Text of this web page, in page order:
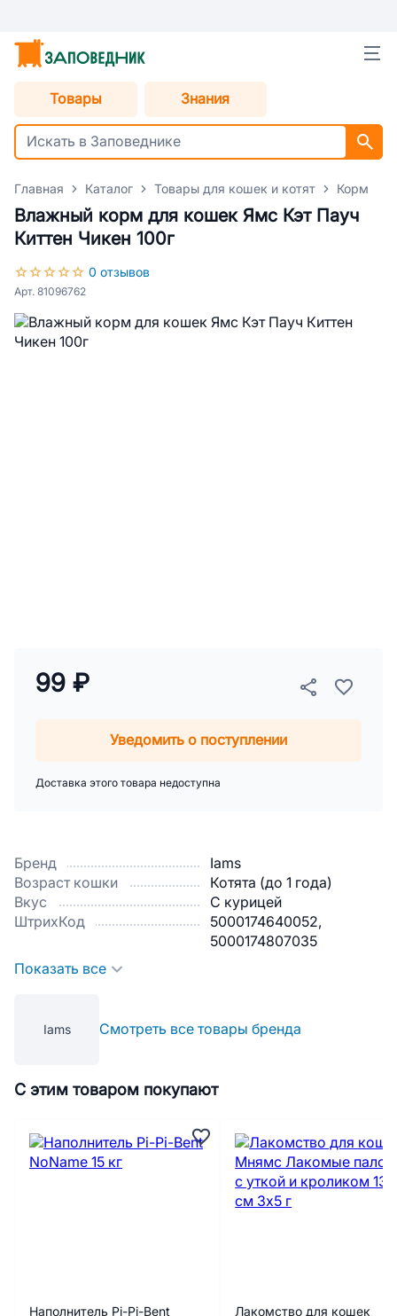
Товары Знания
Главная Каталог Товары для кошек и котят Корм
Влажный корм для кошек Ямс Кэт Пауч
Киттен Чикен 100г
0 отзывов
Арт. 81096762
Бренд
Iams
Возраст кошки
Котята (до 1 года)
Вкус
С курицей
ШтрихКод
5000174640052,
5000174807035
Показать все
Iams Смотреть все товары бренда
99 ₽
Уведомить о поступлении
Доставка этого товара недоступна
С этим товаром покупают
Наполнитель Pi-Pi-Bent
Лакомство для кошек